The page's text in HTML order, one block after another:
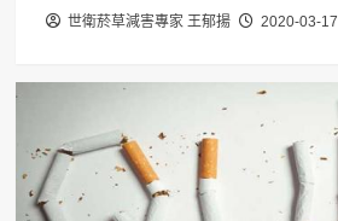
世衛菸草減害專家 王郁揚 2020-03-17